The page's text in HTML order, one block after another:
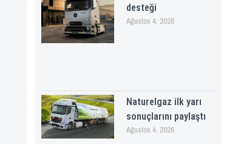
desteği
Ağustos 4, 2026
Naturelgaz ilk yarı
sonuçlarını paylaştı
Ağustos 4, 2026